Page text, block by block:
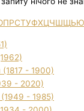
ПРСТУФХЦЧШЩЬЮ
(1817 - 1900)
- 2020)
(1949 - 1985)